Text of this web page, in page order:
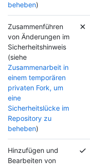
beheben)
Zusammenführen
von Änderungen im
Sicherheitshinweis
(siehe
Zusammenarbeit in
einem temporären
privaten Fork, um
eine
Sicherheitslücke im
Repository zu
beheben)
Hinzufügen und
Bearbeiten von